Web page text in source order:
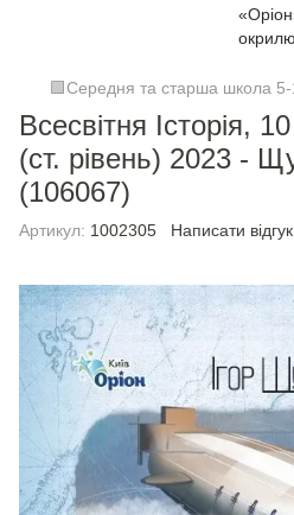
🟩Середня та старша школа 5-
Всесвітня Історія,
(ст. рівень) 2023 -
(106067)
Артикул: 1002305 Написати відгук